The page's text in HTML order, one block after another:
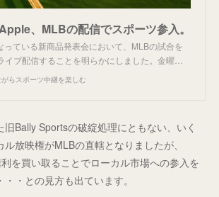
、MLBの配信でスポーツ参入。
ている新商品発表会において、MLBの試合を
イブ配信することを明らかにしました。金曜…
らスポーツ中継を楽しむ
旧Bally Sportsの破綻処理にともない、いく
放映権がMLBの直轄となりましたが、
を買い取ることでローカル市場への参入を
・との見方も出ています。